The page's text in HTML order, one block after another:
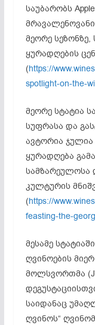
საუბარობს
მრავალენოვანი
მეორე
ყურადღების
(https://
spotlight-on-the-
მეორე სტატია
სუფრასა და
ავტორია ჯულია
ყურადღება
სამზარეულოსა
კულტურის
(https://
feasting-the-
მესამე
ღვინოების
მოლსვორთმა
საიდანაც
ღვინოს“